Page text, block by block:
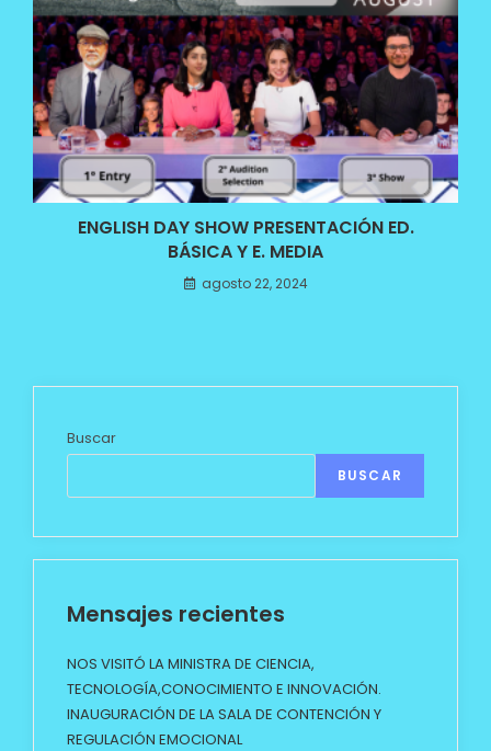
ENGLISH DAY SHOW PRESENTACIÓN ED.
BÁSICA Y E. MEDIA
agosto 22, 2024
Buscar
BUSCAR
Mensajes recientes
NOS VISITÓ LA MINISTRA DE CIENCIA,
TECNOLOGÍA,CONOCIMIENTO E INNOVACIÓN.
INAUGURACIÓN DE LA SALA DE CONTENCIÓN Y
REGULACIÓN EMOCIONAL